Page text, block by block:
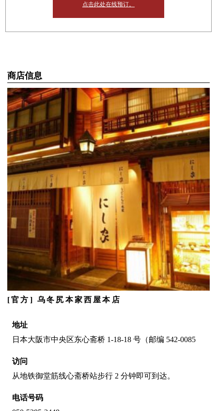
点击此处在线预订。
商店信息
[官方] 乌冬尻本家西屋本店
地址
日本大阪市中央区东心斋桥 1-18-18 号（邮编 542-0085
访问
从地铁御堂筋线心斋桥站步行 2 分钟即可到达。
电话号码